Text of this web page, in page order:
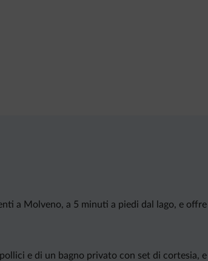
a Molveno, a 5 minuti a piedi dal lago, e
e di un bagno privato con set di